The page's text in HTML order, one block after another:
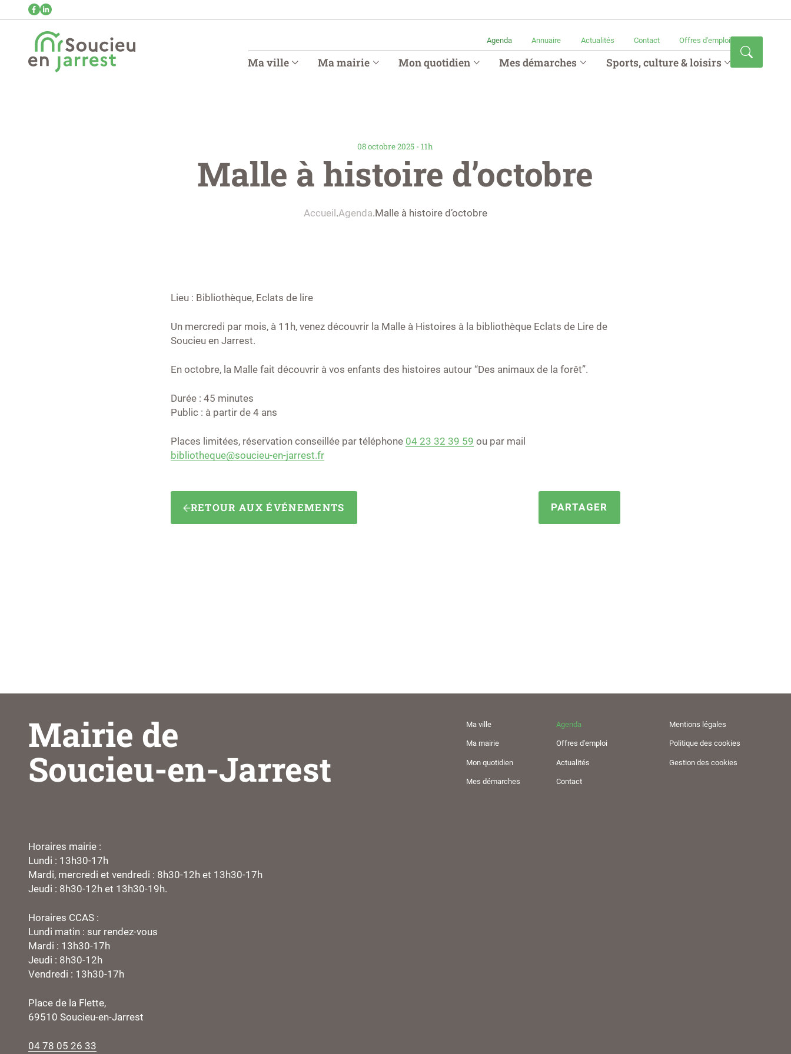
Ma ville Ma mairie Mon quotidien Mes démarches Sports, culture & loisirs
Agenda Annuaire Actualités Contact Offres d'emploi
08 octobre 2025 - 11h
Malle à histoire d’octobre
Accueil Agenda Malle à histoire d’octobre
Lieu : Bibliothèque, Eclats de lire
Un mercredi par mois, à 11h, venez découvrir la Malle à Histoires à la bibliothèque Eclats de Lire de
Soucieu en Jarrest.
En octobre, la Malle fait découvrir à vos enfants des histoires autour “Des animaux de la forêt”.
Durée : 45 minutes
Public : à partir de 4 ans
Places limitées, réservation conseillée par téléphone 04 23 32 39 59 ou par mail
bibliotheque@soucieu-en-jarrest.fr
RETOUR AUX ÉVÉNEMENTS PARTAGER
Mairie de
Soucieu-en-Jarrest
Horaires mairie :
Lundi : 13h30-17h
Mardi, mercredi et vendredi : 8h30-12h et 13h30-17h
Jeudi : 8h30-12h et 13h30-19h.
Horaires CCAS :
Lundi matin : sur rendez-vous
Mardi : 13h30-17h
Jeudi : 8h30-12h
Vendredi : 13h30-17h
Place de la Flette,
69510 Soucieu-en-Jarrest
04 78 05 26 33
Ma ville
Ma mairie
Mon quotidien
Mes démarches
Agenda
Offres d'emploi
Actualités
Contact
Mentions légales
Politique des cookies
Gestion des cookies